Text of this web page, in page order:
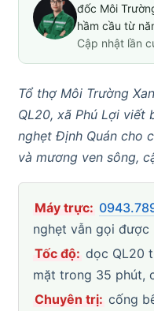
đốc Môi
hầm cầu từ
Cập nhật lần
Tổ thợ Môi Trường
QL20, xã Phú Lợi viết
nghẹt Định Quán cho
và mương ven sông,
Máy trực:
nghẹt vẫn gọi được
Tốc độ: dọc QL20
mặt trong 35 phút,
Chuyên trị: cống